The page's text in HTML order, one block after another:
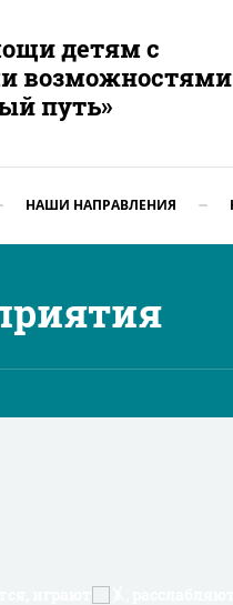
детям с
возможностями
путь»
НАШИ НАПРАВЛЕНИЯ